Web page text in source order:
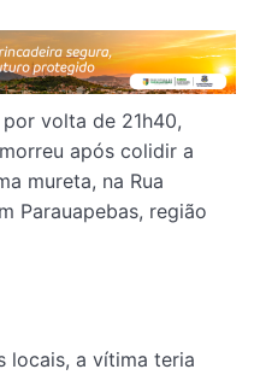
volta de 21h40,
após colidir a
mureta, na Rua
Parauapebas, região
locais, a vítima teria